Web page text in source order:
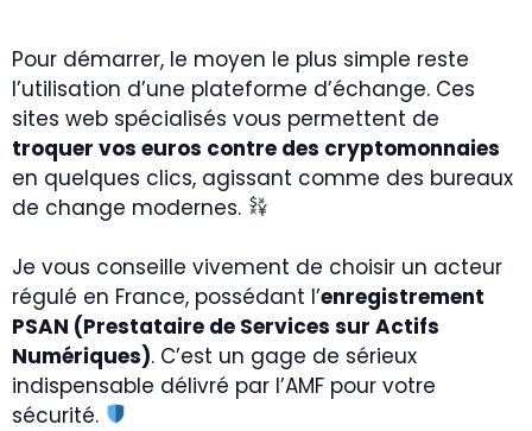
Pour démarrer, le moyen le plus simple reste
l’utilisation d’une plateforme d’échange. Ces
sites web spécialisés vous permettent de
troquer vos euros contre des cryptomonnaies
en quelques clics, agissant comme des bureaux
de change modernes.
Je vous conseille vivement de choisir un acteur
régulé en France, possédant l’enregistrement
PSAN (Prestataire de Services sur Actifs
Numériques). C’est un gage de sérieux
indispensable délivré par l’AMF pour votre
sécurité.